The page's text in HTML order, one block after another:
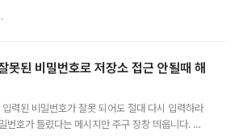
며, Release Note를 확인해
니다. https://github.com/shi
의 Fork도 있어서 한번 테스
르게 치고 올라온 배경에는 G
Source 라는 강점이
Sou..
된 비밀번호로 저장소 접근 안될때 해
력된 비밀번호가 잘못 되어도 절대 다시 입력하라
번호가 틀렸다는 메시지만 주구 장창 띄웁니다. 심